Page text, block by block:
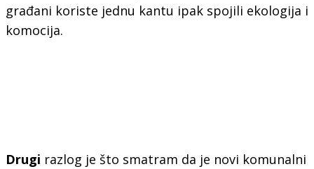
građani koriste jednu kantu ipak spojili ekologija i
komocija.
Drugi razlog je što smatram da je novi komunalni